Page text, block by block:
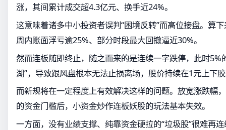
涨，其间累计成交超4.3亿元、换手近24%。
这意味着诸多中小投资者误判“困境反转”而高位接盘。算
周内账面浮亏逾25%、部分时段最大回撤逼近30%。
然而连板随即终止，随之而来的是连续一字跌停，此时5%
湖”，导致跟风盘根本无法止损离场，股价持续在1元上下
而新规将在一定程度上有效解决这样的问题。放宽涨跌幅
的资金门槛后，小资金炒作连板妖股的玩法基本失效。
一方面，没有业绩支撑、纯靠资金硬拉的“垃圾股”很难再